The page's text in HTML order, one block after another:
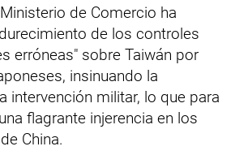
de Comercio ha
de los controles
erróneas" sobre Taiwán por
insinuando la
intervención militar, lo que para
flagrante injerencia en los
China.